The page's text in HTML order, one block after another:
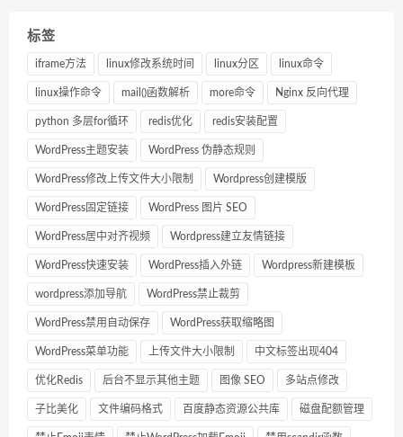
标签
iframe方法 linux修改系统时间 linux分区 linux命令
linux操作命令 mail()函数解析 more命令 Nginx 反向代理
python 多层for循环 redis优化 redis安装配置
WordPress主题安装 WordPress 伪静态规则
WordPress修改上传文件大小限制 Wordpress创建模版
WordPress固定链接 WordPress 图片 SEO
WordPress居中对齐视频 Wordpress建立友情链接
WordPress快速安装 WordPress插入外链 Wordpress新建模板
wordpress添加导航 WordPress禁止裁剪
WordPress禁用自动保存 WordPress获取缩略图
WordPress菜单功能 上传文件大小限制 中文标签出现404
优化Redis 后台不显示其他主题 图像 SEO 多站点修改
子比美化 文件编码格式 百度静态资源公共库 磁盘配额管理